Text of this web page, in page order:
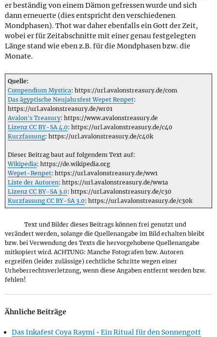
er beständig von einem Dämon gefressen wurde und sich
dann erneuerte (dies entspricht den verschiedenen
Mondphasen). Thot war daher ebenfalls ein Gott der Zeit,
wobei er für Zeitabschnitte mit einer genau festgelegten
Länge stand wie eben z.B. für die Mondphasen bzw. die
Monate.
Quelle:
Compendium Mystica: https://url.avalonstreasury.de/com
Das ägyptische Neujahrsfest Wepet Renpet:
https://url.avalonstreasury.de/wr01
Avalon's Treasury: https://www.avalonstreasury.de
Lizenz CC BY-SA 4.0: https://url.avalonstreasury.de/c40
Kurzfassung: https://url.avalonstreasury.de/c40k
Dieser Beitrag baut auf folgendem Text auf:
Wikipedia: https://de.wikipedia.org
Wepet-Renpet: https://url.avalonstreasury.de/ww1
Liste der Autoren: https://url.avalonstreasury.de/ww1a
Lizenz CC BY-SA 3.0: https://url.avalonstreasury.de/c30
Kurzfassung CC BY-SA 3.0: https://url.avalonstreasury.de/c30k
Text und Bilder dieses Beitrags können frei genutzt und
verändert werden, solange die Quellenangabe im Bild erhalten bleibt
bzw. bei Verwendung des Texts die hervorgehobene Quellenangabe
mitkopiert wird. ACHTUNG: Manche Fotografen bzw. Autoren
ergreifen (leider zulässige) rechtliche Schritte wegen einer
Urheberrechtsverletzung, wenn diese Angaben entfernt werden bzw.
fehlen!
Ähnliche Beiträge
Das Inkafest Coya Raymi • Ein Ritual für den Sonnengott